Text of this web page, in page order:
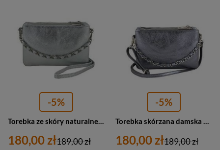
-5%
Torebka ze skóry naturalnej damska Barberinis 172/3-16 listonoszka wizytowa mała srebrna
180,00 zł189,00 zł
-5%
Torebka skórzana damska Barberini's 172/3-46 listonoszka wizytowa mała ciemnosrebrna
180,00 zł189,00 zł